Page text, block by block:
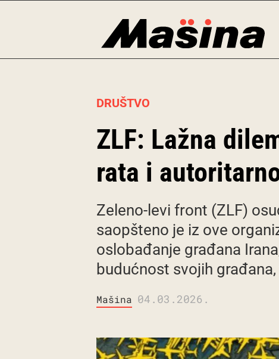
DRUŠTVO
ZLF: Lažna
rata i
Zeleno-levi front (ZLF)
saopšteno je iz ove
oslobađanje građana
budućnost svojih
Mašina 04.03.2026.